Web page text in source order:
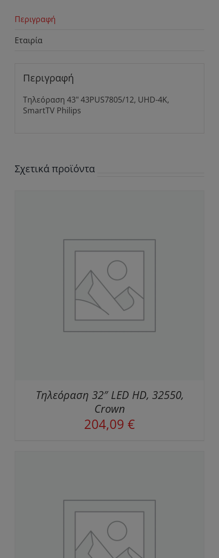
Περιγραφή
Εταιρία
Περιγραφή
Τηλεόραση 43" 43PUS7805/12, UHD-4K,
SmartTV Philips
Σχετικά προϊόντα
Τηλεόραση 32″ LED HD, 32550,
Crown
204,09 €